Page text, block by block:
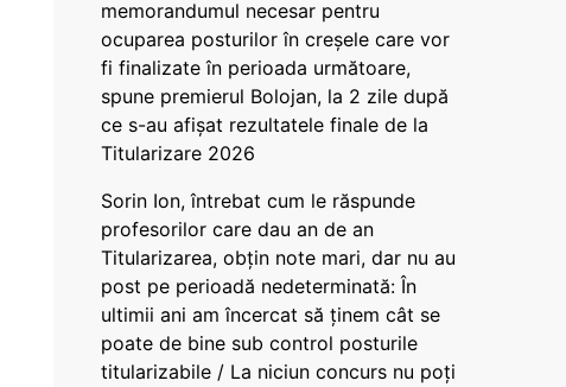
memorandumul necesar pentru
ocuparea posturilor în creșele care vor
fi finalizate în perioada următoare,
spune premierul Bolojan, la 2 zile după
ce s-au afișat rezultatele finale de la
Titularizare 2026
Sorin Ion, întrebat cum le răspunde
profesorilor care dau an de an
Titularizarea, obțin note mari, dar nu au
post pe perioadă nedeterminată: În
ultimii ani am încercat să ținem cât se
poate de bine sub control posturile
titularizabile / La niciun concurs nu poți